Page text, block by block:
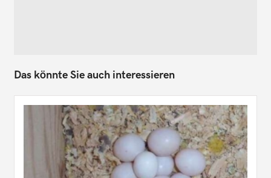
Das könnte Sie auch interessieren